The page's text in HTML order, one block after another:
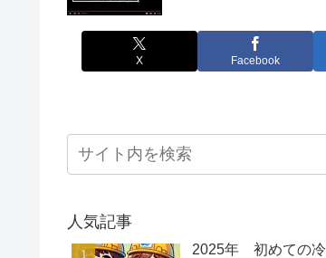
X Facebook
人気記事
2025年 初めての冷